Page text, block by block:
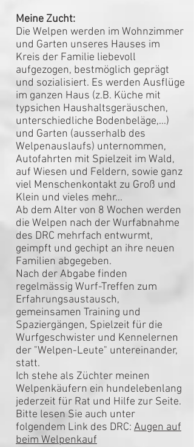
Meine Zucht:
Die Welpen werden im Wohnzimmer
und Garten unseres Hauses im
Kreis der Familie liebevoll
aufgezogen, bestmöglich geprägt
und sozialisiert. Es werden Ausflüge
im ganzen Haus (z.B. Küche mit
typsichen Haushaltsgeräuschen,
unterschiedliche Bodenbeläge,...)
und Garten (ausserhalb des
Welpenauslaufs) unternommen,
Autofahrten mit Spielzeit im Wald,
auf Wiesen und Feldern, sowie ganz
viel Menschenkontakt zu Groß und
Klein und vieles mehr...
Ab dem Alter von 8 Wochen werden
die Welpen nach der Wurfabnahme
des DRC mehrfach entwurmt,
geimpft und gechipt an ihre neuen
Familien abgegeben.
Nach der Abgabe finden
regelmässig Wurf-Treffen zum
Erfahrungsaustausch,
gemeinsamen Training und
Spaziergängen, Spielzeit für die
Wurfgeschwister und Kennelernen
der "Welpen-Leute" untereinander,
statt.
Ich stehe als Züchter meinen
Welpenkäufern ein hundelebenlang
jederzeit für Rat und Hilfe zur Seite.
Bitte lesen Sie auch unter
folgendem Link des DRC: Augen auf
beim Welpenkauf